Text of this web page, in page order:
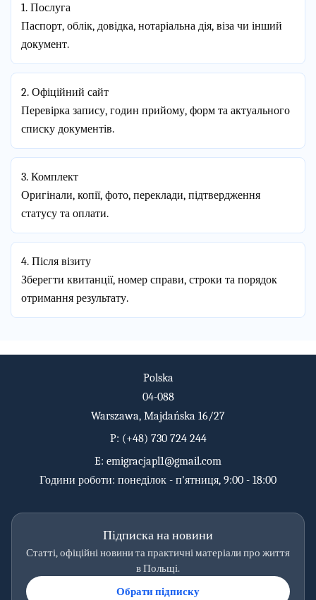
1. Послуга
Паспорт, облік, довідка, нотаріальна дія, віза чи інший
документ.
2. Офіційний сайт
Перевірка запису, годин прийому, форм та актуального
списку документів.
3. Комплект
Оригінали, копії, фото, переклади, підтвердження
статусу та оплати.
4. Після візиту
Зберегти квитанції, номер справи, строки та порядок
отримання результату.
Polska
04-088
Warszawa, Majdańska 16/27
P: (+48) 730 724 244
E: emigracjapl1@gmail.com
Години роботи: понеділок - п'ятниця, 9:00 - 18:00
Підписка на новини
Статті, офіційні новини та практичні матеріали про життя
в Польщі.
Обрати підписку